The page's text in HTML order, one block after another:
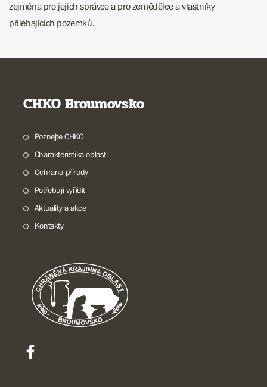
zejména pro jejich správce a pro zemědělce a vlastníky
přiléhajících pozemků.
CHKO Broumovsko
Poznejte CHKO
Charakteristika oblasti
Ochrana přírody
Potřebuji vyřídit
Aktuality a akce
Kontakty